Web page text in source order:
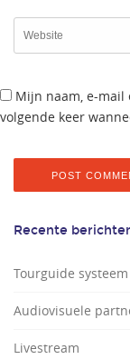
Mijn naam, e-mail
volgende keer
Recente
Tourguide
Audiovisuele
Livestream